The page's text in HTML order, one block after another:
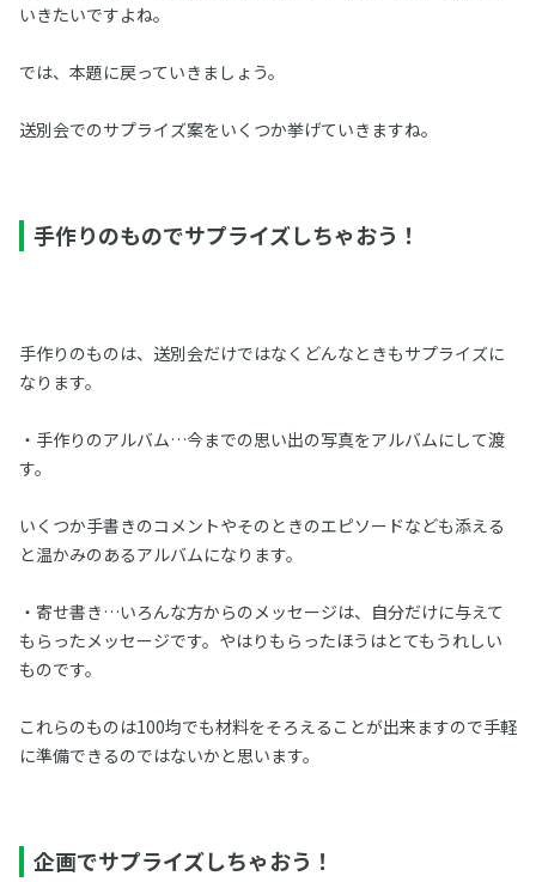
いきたいですよね。
では、本題に戻っていきましょう。
送別会でのサプライズ案をいくつか挙げていきますね。
手作りのものでサプライズしちゃおう！
手作りのものは、送別会だけではなくどんなときもサプライズに
なります。
・手作りのアルバム…今までの思い出の写真をアルバムにして渡
す。
いくつか手書きのコメントやそのときのエピソードなども添える
と温かみのあるアルバムになります。
・寄せ書き…いろんな方からのメッセージは、自分だけに与えて
もらったメッセージです。やはりもらったほうはとてもうれしい
ものです。
これらのものは100均でも材料をそろえることが出来ますので手軽
に準備できるのではないかと思います。
企画でサプライズしちゃおう！